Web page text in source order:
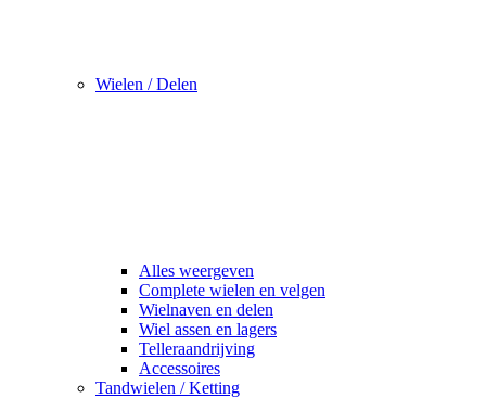
Wielen / Delen
Alles weergeven
Complete wielen en velgen
Wielnaven en delen
Wiel assen en lagers
Telleraandrijving
Accessoires
Tandwielen / Ketting